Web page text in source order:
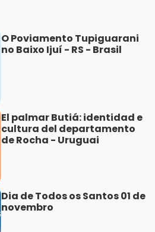
O Poviamento Tupiguarani
no Baixo Ijuí - RS - Brasil
El palmar Butiá: identidad e
cultura del departamento
de Rocha - Uruguai
Dia de Todos os Santos 01 de
novembro